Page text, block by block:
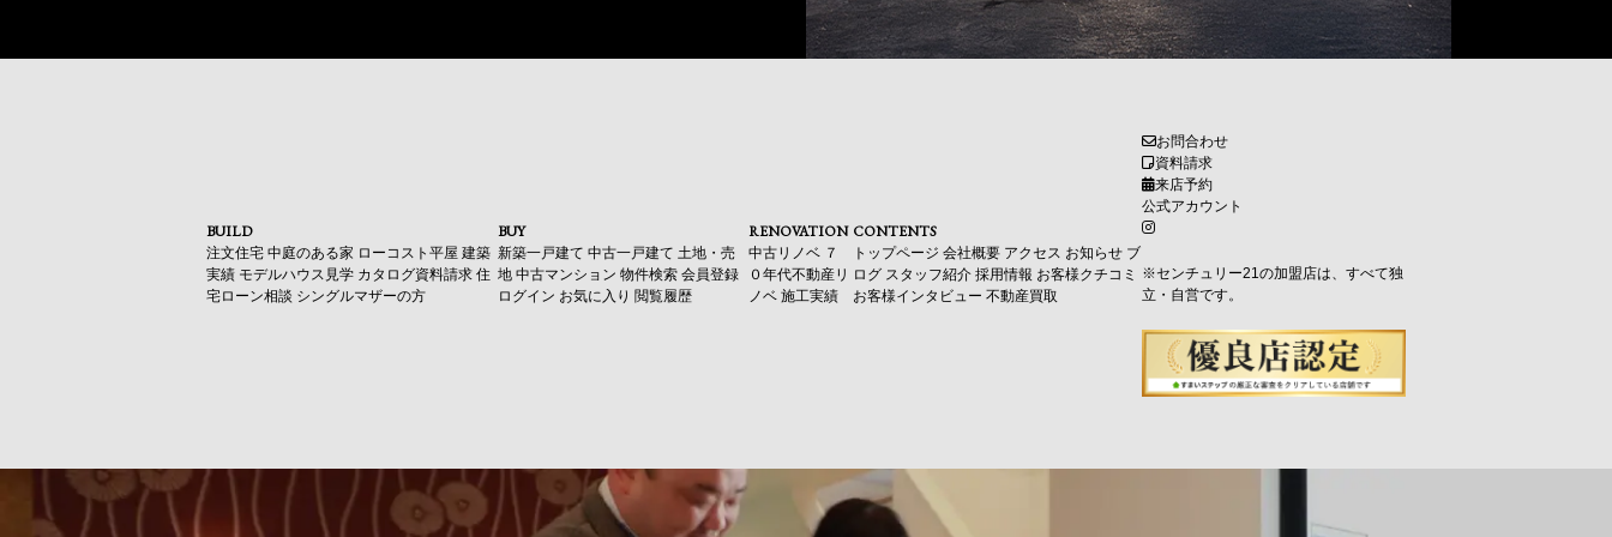
BUILD
注文住宅 中庭のある家 ローコスト平屋 建築
実績 モデルハウス見学 カタログ資料請求 住
宅ローン相談 シングルマザーの方
BUY
新築一戸建て 中古一戸建て 土地・売
地 中古マンション 物件検索 会員登録
ログイン お気に入り 閲覧履歴
RENOVATION
中古リノベ ７
０年代不動産リ
ノベ 施工実績
CONTENTS
トップページ 会社概要 アクセス お知らせ ブ
ログ スタッフ紹介 採用情報 お客様クチコミ
お客様インタビュー 不動産買取
お問合わせ
資料請求
来店予約
公式アカウント
※センチュリー21の加盟店は、すべて独
立・自営です。